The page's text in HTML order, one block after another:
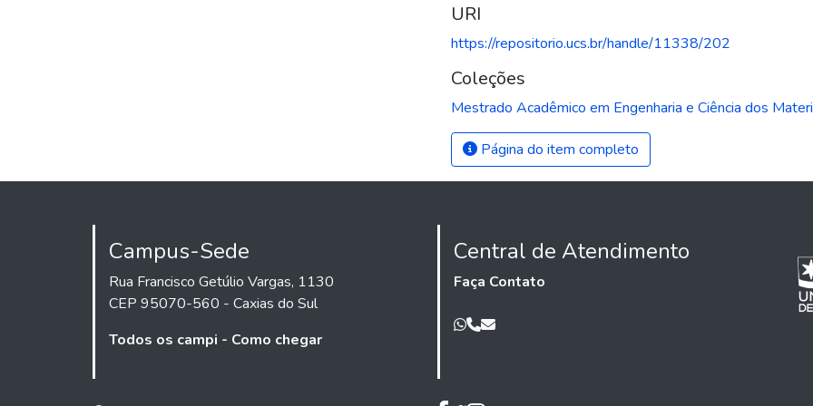
URI
https://repositorio.ucs.br/handle/11338/202
Coleções
Mestrado Acadêmico em Engenharia e Ciência dos
Página do item completo
Campus-Sede
Rua Francisco Getúlio Vargas, 1130
CEP 95070-560 - Caxias do Sul
Todos os campi - Como chegar
Central de Atendimento
Faça Contato